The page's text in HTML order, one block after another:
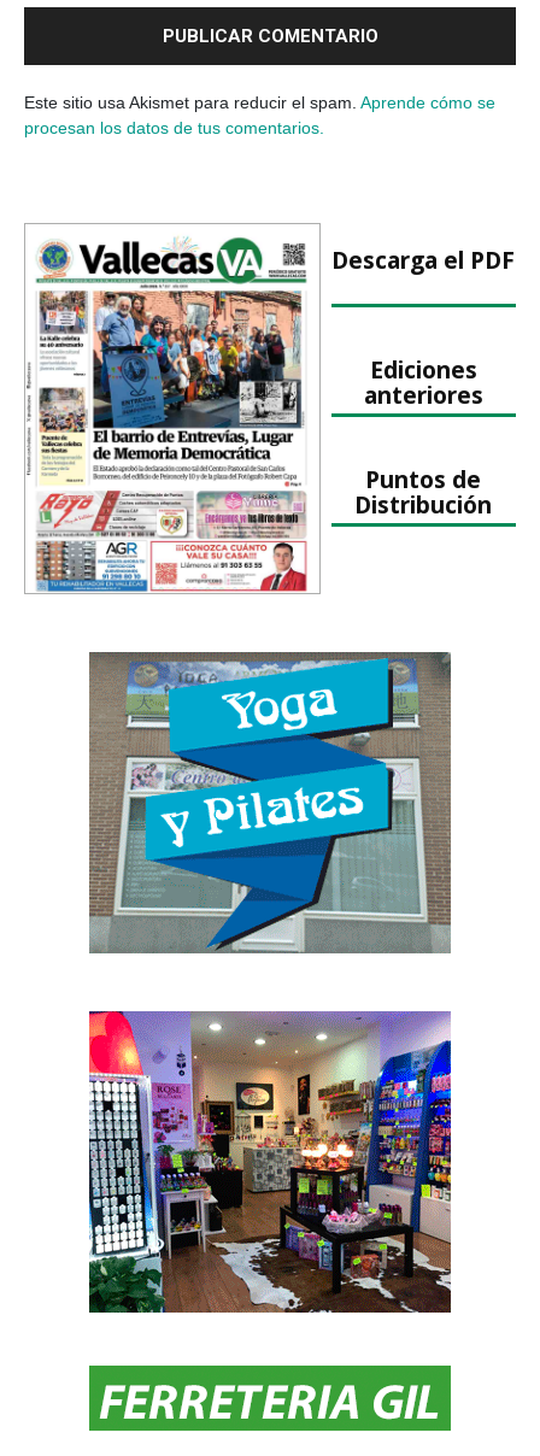
Este sitio usa Akismet para reducir el spam. Aprende cómo se
procesan los datos de tus comentarios.
Descarga el PDF
Ediciones
anteriores
Puntos de
Distribución